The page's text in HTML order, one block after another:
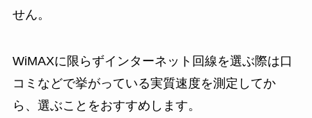
せん。
WiMAXに限らずインターネット回線を選ぶ際は口
コミなどで挙がっている実質速度を測定してか
ら、選ぶことをおすすめします。